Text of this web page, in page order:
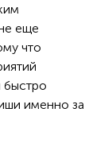
еще
что
быстро
именно за